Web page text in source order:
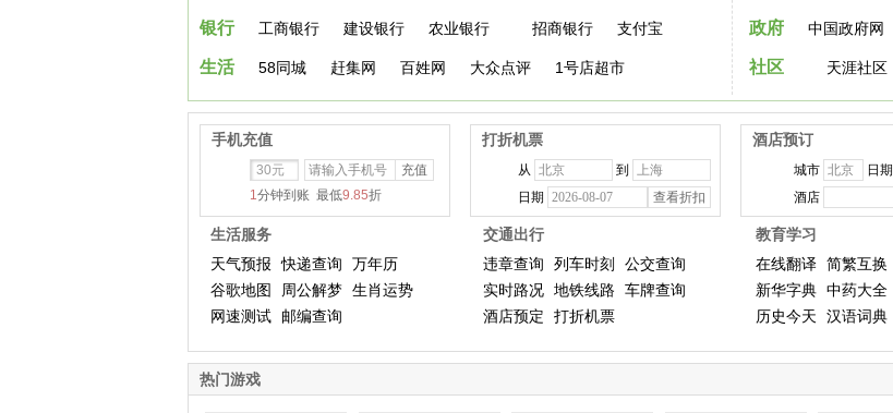
银行 工商银行 建设银行 农业银行 招商银行 支付宝
生活 58同城 赶集网 百姓网 大众点评 1号店超市
政府 中国政府网
社区 天涯社区
手机充值
30元
1分钟到账 最低9.85折
打折机票
从
到
日期
酒店预订
城市
日期
酒店
生活服务
天气预报
快递查询
万年历
谷歌地图
周公解梦 生肖运势
网速测试
邮编查询
交通出行
违章查询
列车时刻
公交查询
实时路况 地铁线路
车牌查询
酒店预定
打折机票
教育学习
在线翻译 简繁互换
新华字典 中药大全
历史今天
汉语词典
热门游戏